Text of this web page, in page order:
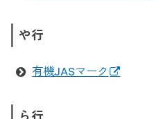
や行
有機JASマーク